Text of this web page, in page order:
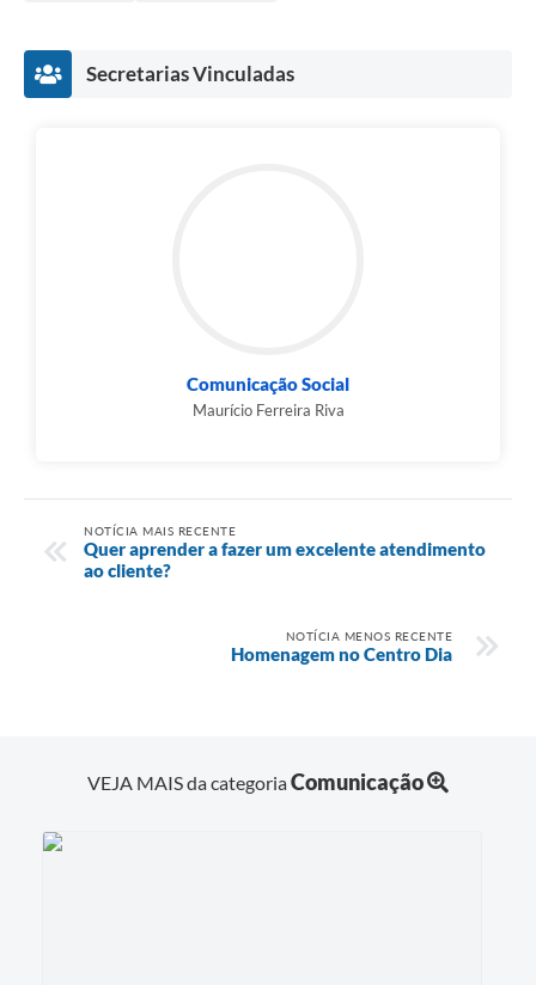
Secretarias Vinculadas
Comunicação Social
Maurício Ferreira Riva
NOTÍCIA MAIS RECENTE
Quer aprender a fazer um excelente atendimento
ao cliente?
NOTÍCIA MENOS RECENTE
Homenagem no Centro Dia
VEJA MAIS da categoriaComunicação